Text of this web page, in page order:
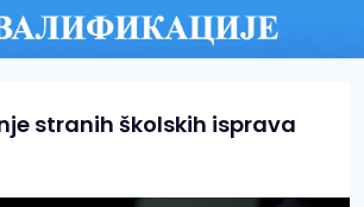
stranih školskih isprava